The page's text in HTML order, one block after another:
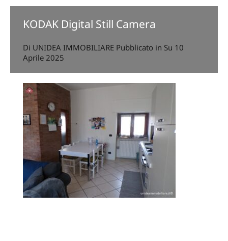
KODAK Digital Still Camera
Di UNIDEA IMMOBILIARE Pubblicato in Su 10
Aprile 2025